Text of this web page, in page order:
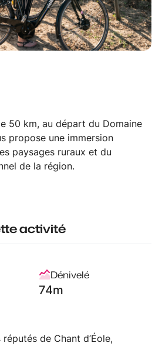
50 km, au départ du Domaine
propose une immersion
paysages ruraux et du
de la région.
activité
Dénivelé
74m
de Chant d’Éole,